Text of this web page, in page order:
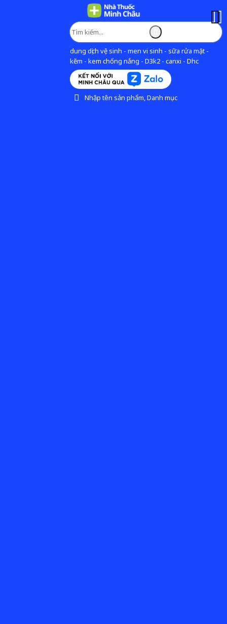
dung dịch vệ sinh - men vi sinh - sữa rửa mặt -
kẽm - kem chống nắng - D3k2 - canxi - Dhc
Nhập tên sản phẩm, Danh mục